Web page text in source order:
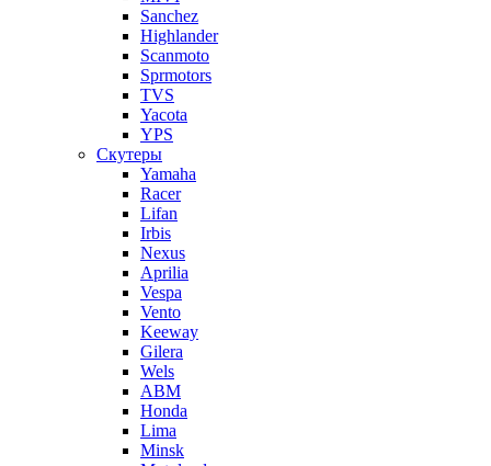
Sanchez
Highlander
Scanmoto
Sprmotors
TVS
Yacota
YPS
Скутеры
Yamaha
Racer
Lifan
Irbis
Nexus
Aprilia
Vespa
Vento
Keeway
Gilera
Wels
ABM
Honda
Lima
Minsk